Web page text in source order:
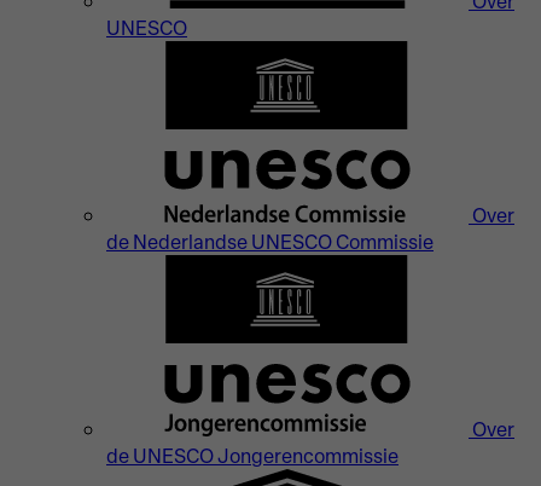
UNESCO
Over
de Nederlandse UNESCO Commissie
Over
de UNESCO Jongerencommissie